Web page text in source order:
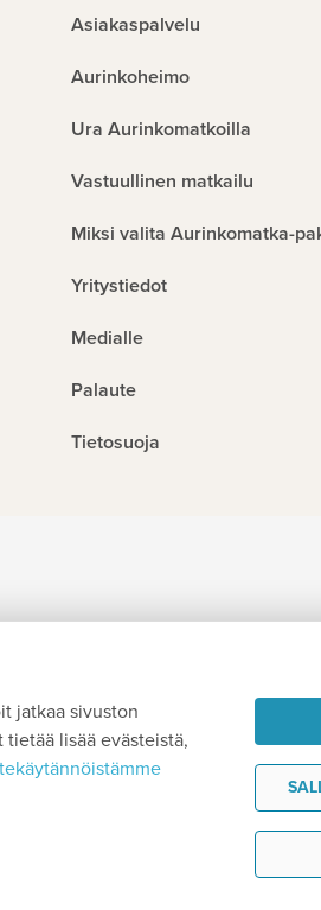
Asiakaspalvelu
Aurinkoheimo
Ura Aurinkomatkoilla
Vastuullinen matkailu
Miksi valita Aurinkomatka-
Yritystiedot
Medialle
Palaute
Tietosuoja
jatkaa sivuston
lisää evästeistä,